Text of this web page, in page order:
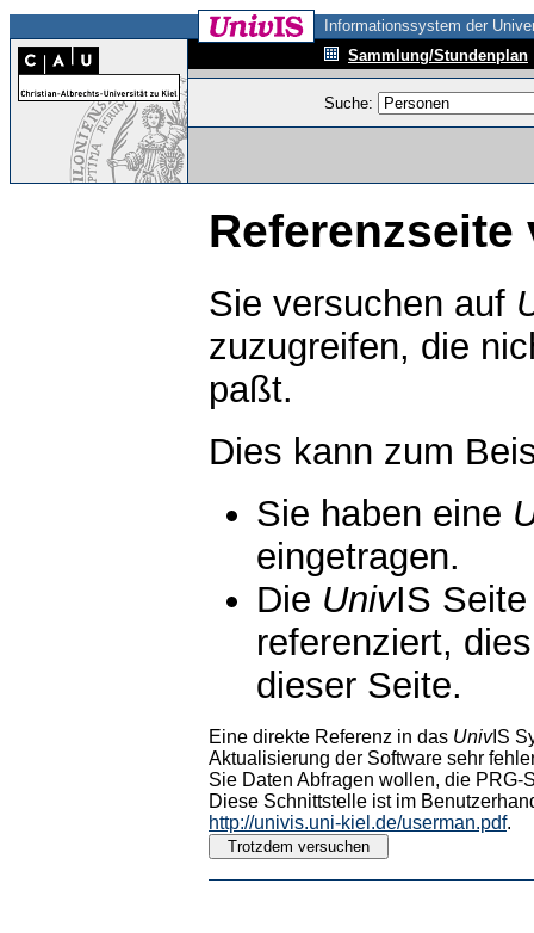
Informationssystem der
Sammlung/Stundenplan
Suche:
Referenzseite
Sie versuchen auf
zuzugreifen, die
paßt.
Dies kann zum
Sie haben eine
eingetragen.
Die UnivIS
referenziert,
dieser Seite.
Eine direkte Referenz in das UnivIS
Aktualisierung der Software sehr
Sie Daten Abfragen wollen, die PRG-
Diese Schnittstelle ist im
http://univis.uni-kiel.de/userman.pdf.